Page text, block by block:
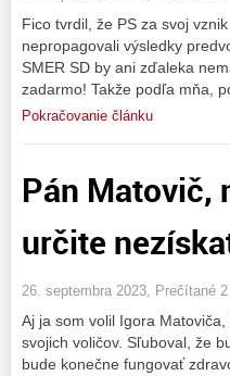
Fico tvrdil, že PS za svoj
nepropagovali výsledky
SMER SD by ani zďaleka
zadarmo! Takže podľa mňa,
Pokračovanie článku
Pán Matovič,
určite
26. septembra 2023, Prečítané
Aj ja som volil Igora
svojich voličov. Sľuboval, že
bude konečne fungovať